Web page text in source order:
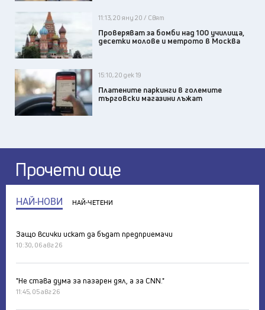
11:13, 20 яну 20 / Свят
Проверяват за бомби над 100 училища,
десетки молове и метрото в Москва
15:10, 20 дек 19
Платените паркинги в големите
търговски магазини лъжат
Прочети още
НАЙ-НОВИ НАЙ-ЧЕТЕНИ
Защо всички искат да бъдат предприемачи
10:30, 06 авг 26
"Не става дума за пазарен дял, а за CNN."
11:45, 05 авг 26